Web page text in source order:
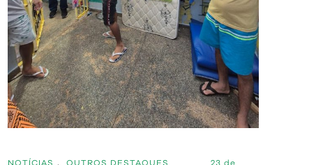
NOTÍCIAS , OUTROS DESTAQUES
23 de